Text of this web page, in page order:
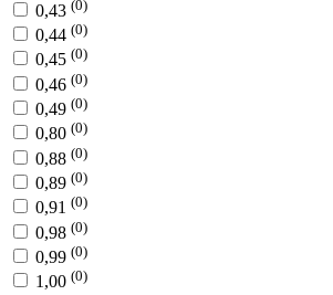
0,43 (0)
0,44 (0)
0,45 (0)
0,46 (0)
0,49 (0)
0,80 (0)
0,88 (0)
0,89 (0)
0,91 (0)
0,98 (0)
0,99 (0)
1,00 (0)